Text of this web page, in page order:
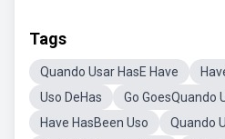
Tags
Quando Usar HasE Have
Uso DeHas
Go GoesQuando
Have HasBeen Uso
Quando